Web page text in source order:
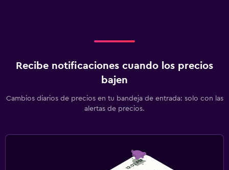
Recibe notificaciones cuando los precios
bajen
Cambios diarios de precios en tu bandeja de entrada: solo con las
alertas de precios.